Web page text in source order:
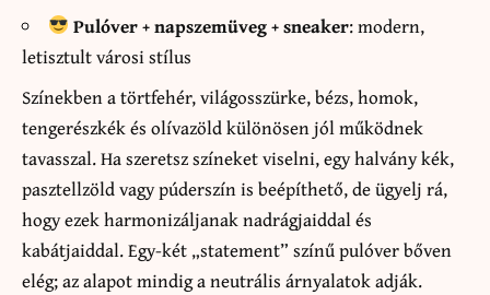
Pulóver + napszemüveg + sneaker: modern,
letisztult városi stílus
Színekben a törtfehér, világosszürke, bézs, homok,
tengerészkék és olívazöld különösen jól működnek
tavasszal. Ha szeretsz színeket viselni, egy halvány kék,
pasztellzöld vagy púderszín is beépíthető, de ügyelj rá,
hogy ezek harmonizáljanak nadrágjaiddal és
kabátjaiddal. Egy-két „statement” színű pulóver bőven
elég; az alapot mindig a neutrális árnyalatok adják.